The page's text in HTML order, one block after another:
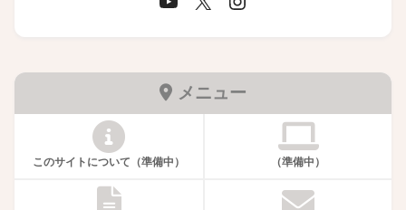
メニュー
このサイトについて（準備中） （準備中）